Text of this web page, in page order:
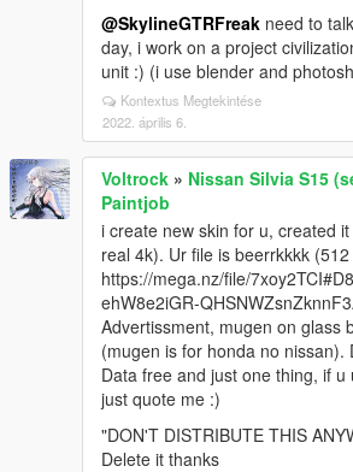
@SkylineGTRFreak need to
day, i work on a project
unit :) (i use blender and
Kontextus Megtekintése
2022. április 6.
Voltrock » Nissan Silvia S15
Paintjob
i create new skin for u, created
real 4k). Ur file is beerrkkkk
https://mega.nz/file/
ehW8e2iGR-
Advertissment, mugen on glass
(mugen is for honda no nissan).
Data free and just one thing, if
just quote me :)
"DON'T DISTRIBUTE THIS
Delete it thanks